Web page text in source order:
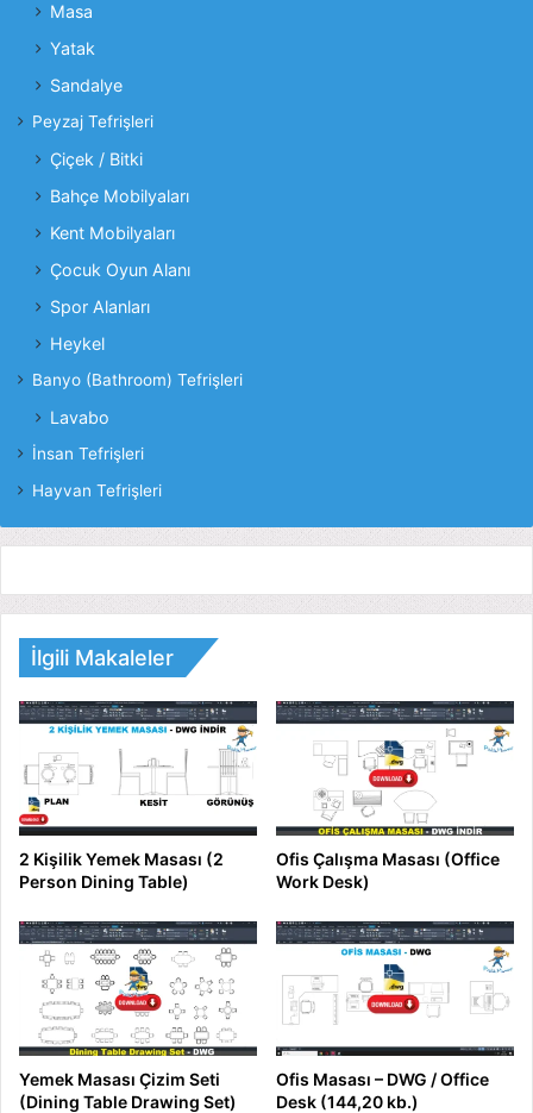
Masa
Yatak
Sandalye
Peyzaj Tefrişleri
Çiçek / Bitki
Bahçe Mobilyaları
Kent Mobilyaları
Çocuk Oyun Alanı
Spor Alanları
Heykel
Banyo (Bathroom) Tefrişleri
Lavabo
İnsan Tefrişleri
Hayvan Tefrişleri
İlgili Makaleler
2 Kişilik Yemek Masası (2
Person Dining Table)
Ofis Çalışma Masası (Office
Work Desk)
Yemek Masası Çizim Seti
(Dining Table Drawing Set)
Ofis Masası – DWG / Office
Desk (144,20 kb.)